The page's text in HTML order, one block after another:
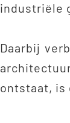
industriële
Daarbij
ontstaat, is